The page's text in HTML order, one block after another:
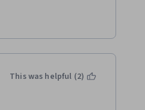
This was helpful (2)